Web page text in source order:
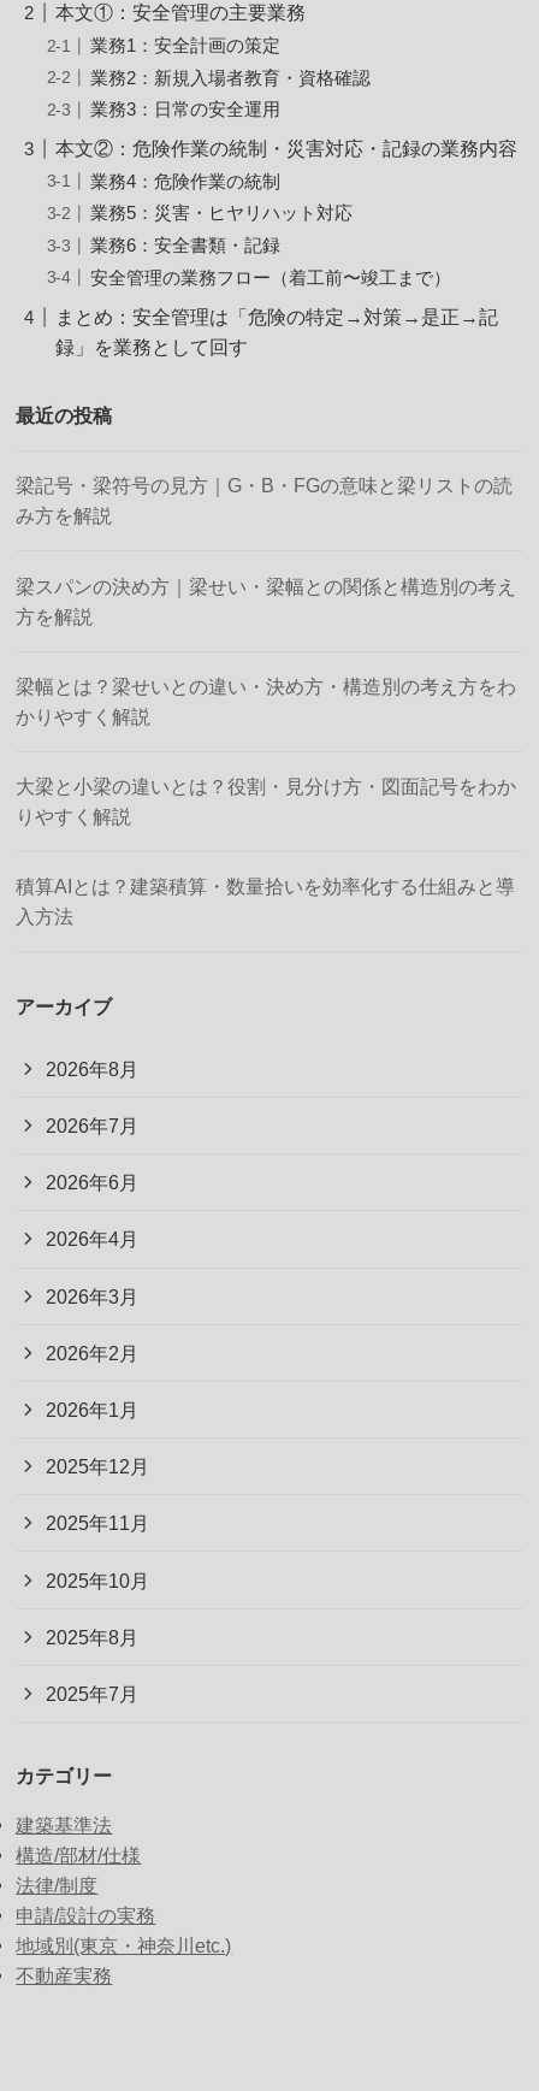
本文①：安全管理の主要業務
業務1：安全計画の策定
業務2：新規入場者教育・資格確認
業務3：日常の安全運用
本文②：危険作業の統制・災害対応・記録の業務内容
業務4：危険作業の統制
業務5：災害・ヒヤリハット対応
業務6：安全書類・記録
安全管理の業務フロー（着工前〜竣工まで）
まとめ：安全管理は「危険の特定→対策→是正→記
録」を業務として回す
最近の投稿
梁記号・梁符号の見方｜G・B・FGの意味と梁リストの読
み方を解説
梁スパンの決め方｜梁せい・梁幅との関係と構造別の考え
方を解説
梁幅とは？梁せいとの違い・決め方・構造別の考え方をわ
かりやすく解説
大梁と小梁の違いとは？役割・見分け方・図面記号をわか
りやすく解説
積算AIとは？建築積算・数量拾いを効率化する仕組みと導
入方法
アーカイブ
2026年8月
2026年7月
2026年6月
2026年4月
2026年3月
2026年2月
2026年1月
2025年12月
2025年11月
2025年10月
2025年8月
2025年7月
カテゴリー
建築基準法
構造/部材/仕様
法律/制度
申請/設計の実務
地域別(東京・神奈川etc.)
不動産実務